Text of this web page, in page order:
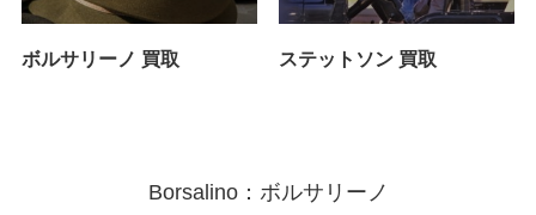
ボルサリーノ 買取 ステットソン 買取
Borsalino：ボルサリーノ